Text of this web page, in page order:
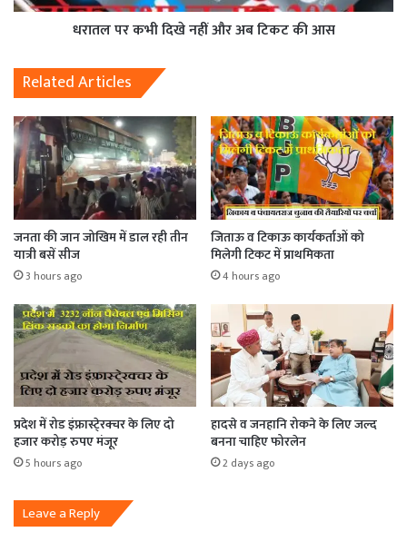
धरातल पर कभी दिखे नहीं और अब टिकट की आस
Related Articles
जनता की जान जोखिम में डाल रही तीन
यात्री बसें सीज
3 hours ago
जिताऊ व टिकाऊ कार्यकर्ताओं को
मिलेगी टिकट में प्राथमिकता
4 hours ago
प्रदेश में रोड इंफ्रास्टे्रक्चर के लिए दो
हजार करोड़ रुपए मंजूर
5 hours ago
हादसे व जनहानि रोकने के लिए जल्द
बनना चाहिए फोरलेन
2 days ago
Leave a Reply